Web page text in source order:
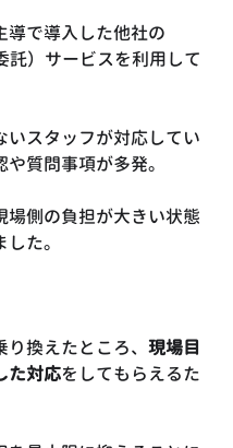
導で導入した他社の
託）サービスを利用して
いスタッフが対応してい
質問事項が多発。
場側の負担が大きい状態
た。
換えたところ、 現場目
た対応をしてもらえるた